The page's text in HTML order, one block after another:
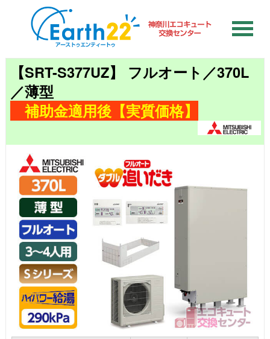
【SRT-S377UZ】 フルオート／370L
／薄型
補助金適用後【実質価格】